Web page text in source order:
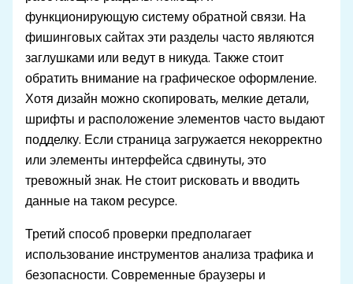
функционирующую систему обратной связи. На
фишинговых сайтах эти разделы часто являются
заглушками или ведут в никуда. Также стоит
обратить внимание на графическое оформление.
Хотя дизайн можно скопировать, мелкие детали,
шрифты и расположение элементов часто выдают
подделку. Если страница загружается некорректно
или элементы интерфейса сдвинуты, это
тревожный знак. Не стоит рисковать и вводить
данные на таком ресурсе.
Третий способ проверки предполагает
использование инструментов анализа трафика и
безопасности. Современные браузеры и